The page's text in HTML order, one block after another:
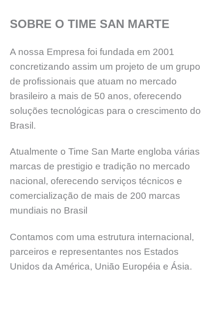
SOBRE O TIME SAN MARTE
A nossa Empresa foi fundada em 2001
concretizando assim um projeto de um grupo
de profissionais que atuam no mercado
brasileiro a mais de 50 anos, oferecendo
soluções tecnológicas para o crescimento do
Brasil.
Atualmente o Time San Marte engloba várias
marcas de prestigio e tradição no mercado
nacional, oferecendo serviços técnicos e
comercialização de mais de 200 marcas
mundiais no Brasil
Contamos com uma estrutura internacional,
parceiros e representantes nos Estados
Unidos da América, União Européia e Ásia.